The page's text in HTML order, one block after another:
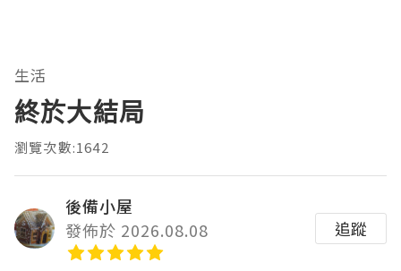
生活
終於大結局
瀏覽次數:1642
後備小屋
發佈於 2026.08.08
追蹤